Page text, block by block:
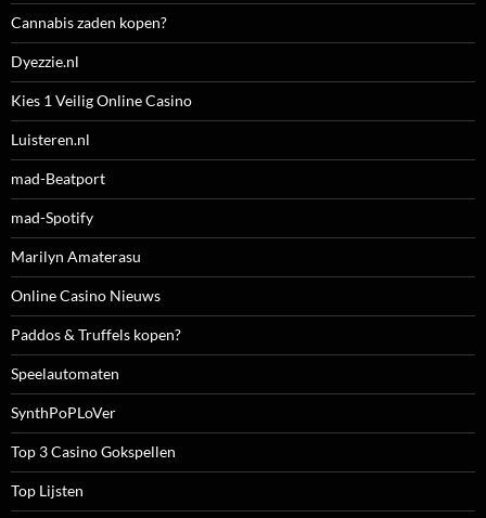
Cannabis zaden kopen?
Dyezzie.nl
Kies 1 Veilig Online Casino
Luisteren.nl
mad-Beatport
mad-Spotify
Marilyn Amaterasu
Online Casino Nieuws
Paddos & Truffels kopen?
Speelautomaten
SynthPoPLoVer
Top 3 Casino Gokspellen
Top Lijsten